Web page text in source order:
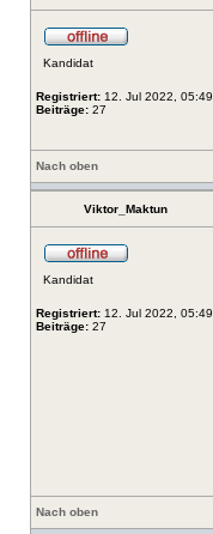
Kandidat
Registriert: 12. Jul 2022, 05:49
Beiträge: 27
Nach oben
Viktor_Maktun
Kandidat
Registriert: 12. Jul 2022, 05:49
Beiträge: 27
Nach oben